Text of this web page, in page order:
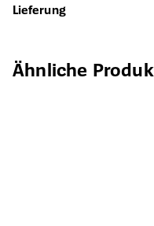
Lieferung
Produktgalerie
Ähnliche